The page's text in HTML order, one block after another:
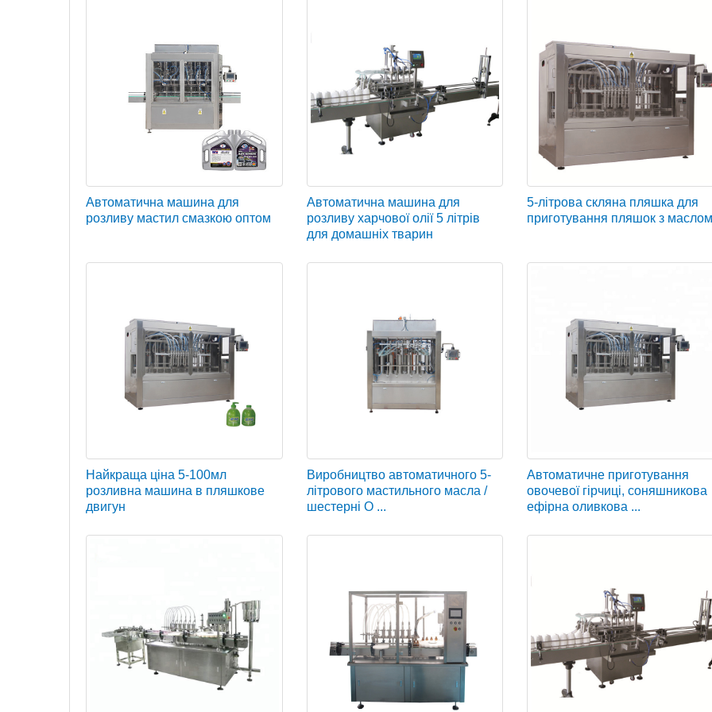
Автоматична машина для
розливу мастил смазкою оптом
Автоматична машина для
розливу харчової олії 5 літрів
для домашніх тварин
5-літрова скляна пляшка для
приготування пляшок з
Найкраща ціна 5-100мл
розливна машина в пляшкове
двигун
Виробництво автоматичного 5-
літрового мастильного масла /
шестерні O ...
Автоматичне приготування
овочевої гірчиці, соняшникова
ефірна оливкова ...